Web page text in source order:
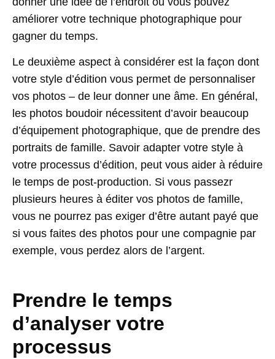
améliorer votre technique photographique pour
gagner du temps.
Le deuxième aspect à considérer est la façon dont
votre style d’édition vous permet de personnaliser
vos photos – de leur donner une âme. En général,
les photos boudoir nécessitent d’avoir beaucoup
d’équipement photographique, que de prendre des
portraits de famille. Savoir adapter votre style à
votre processus d’édition, peut vous aider à réduire
le temps de post-production. Si vous passezr
plusieurs heures à éditer vos photos de famille,
vous ne pourrez pas exiger d’être autant payé que
si vous faites des photos pour une compagnie par
exemple, vous perdez alors de l’argent.
Prendre le temps
d’analyser votre
processus